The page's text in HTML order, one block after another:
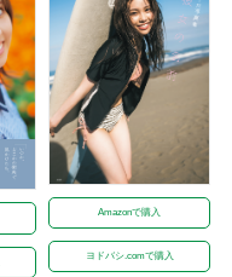
Amazonで購入
ヨドバシ.comで購入